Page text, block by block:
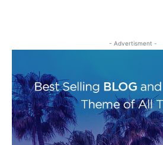
- Advertisment -